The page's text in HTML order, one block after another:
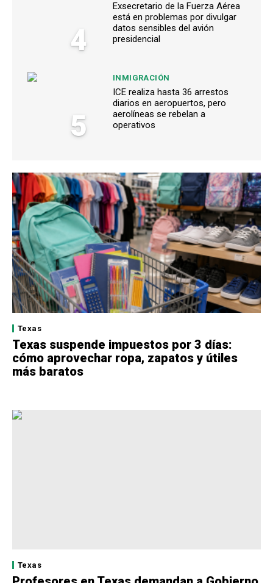
4
Exsecretario de la Fuerza Aérea
está en problemas por divulgar
datos sensibles del avión
presidencial
5
INMIGRACIÓN
ICE realiza hasta 36 arrestos
diarios en aeropuertos, pero
aerolíneas se rebelan a
operativos
Texas
Texas suspende impuestos por 3 días:
cómo aprovechar ropa, zapatos y útiles
más baratos
Texas